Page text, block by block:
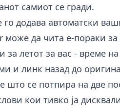
самиот се гради.
додава автоматски
може да чита е-пораки
за летот за вас - време
и линк назад до
што се потпира на две
кои тивко ја